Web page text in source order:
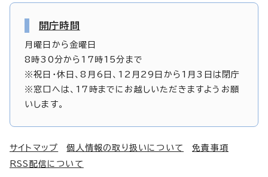
開庁時間
月曜日から金曜日
8時30分から17時15分まで
※祝日・休日、8月6日、12月29日から1月3日は閉庁
※窓口へは、17時までにお越しいただきますようお願
いします。
サイトマップ 個人情報の取り扱いについて
免責事項
RSS配信について